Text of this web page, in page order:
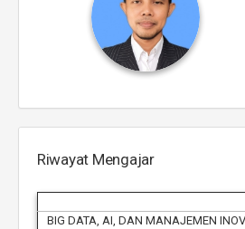
Riwayat Mengajar
BIG DATA, AI, DAN MANAJEMEN